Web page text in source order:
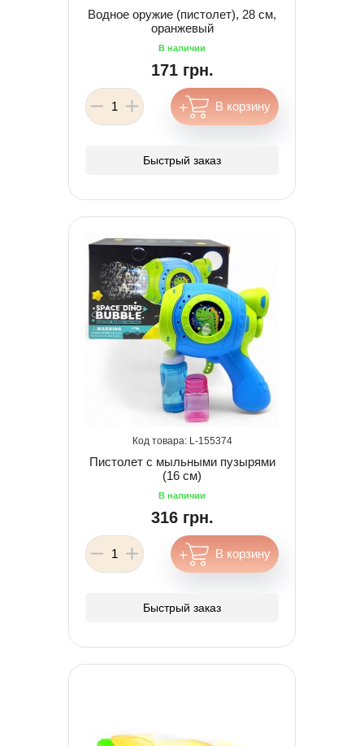
Водное оружие (пистолет), 28 см,
оранжевый
171 грн.
Быстрый заказ
155374
Пистолет с мыльными пузырями
(16 см)
316 грн.
Быстрый заказ